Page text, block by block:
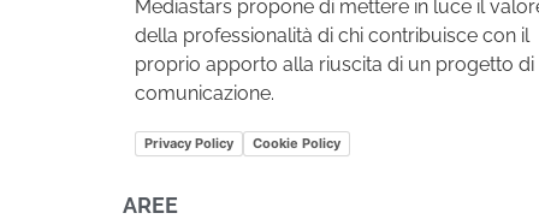
Mediastars propone di mettere in luce il
della professionalità di chi contribuisce con il
proprio apporto alla riuscita di un progetto di
comunicazione.
Privacy Policy Cookie Policy
AREE